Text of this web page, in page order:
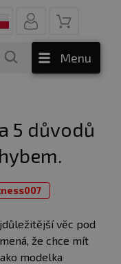
Menu
5 důvodů
věc pod
že chce mít
modelka